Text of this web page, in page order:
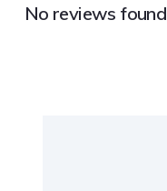
No reviews found